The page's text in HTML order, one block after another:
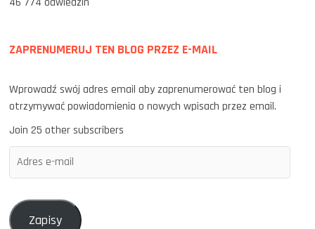
ZAPRENUMERUJ TEN BLOG PRZEZ E-MAIL
Wprowadź swój adres email aby zaprenumerować ten blog i
otrzymywać powiadomienia o nowych wpisach przez email.
Join 25 other subscribers
e-
Zapisy